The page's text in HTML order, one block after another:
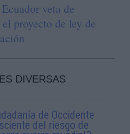
veta de
proyecto de ley de
DIVERSAS
de Occidente
del riesgo de